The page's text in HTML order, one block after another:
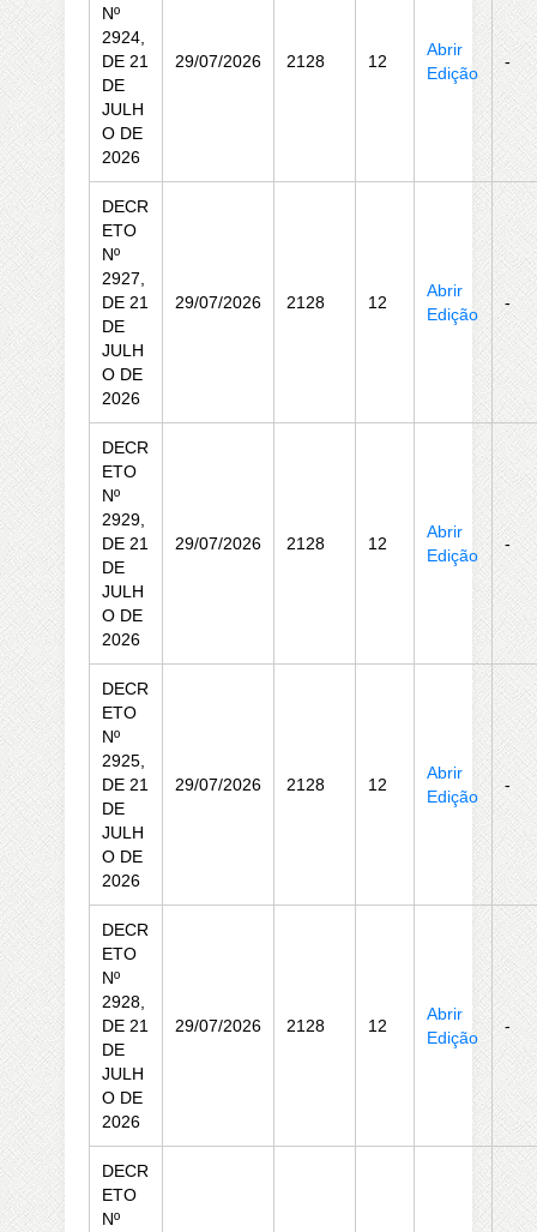
Nº
2924,
DE 21
DE
JULH
O DE
2026
29/07/2026 2128 12
Abrir
Edição
-
DECR
ETO
Nº
2927,
DE 21
DE
JULH
O DE
2026
29/07/2026 2128 12
Abrir
Edição
-
DECR
ETO
Nº
2929,
DE 21
DE
JULH
O DE
2026
29/07/2026 2128 12
Abrir
Edição
-
DECR
ETO
Nº
2925,
DE 21
DE
JULH
O DE
2026
29/07/2026 2128 12
Abrir
Edição
-
DECR
ETO
Nº
2928,
DE 21
DE
JULH
O DE
2026
29/07/2026 2128 12
Abrir
Edição
-
DECR
ETO
Nº